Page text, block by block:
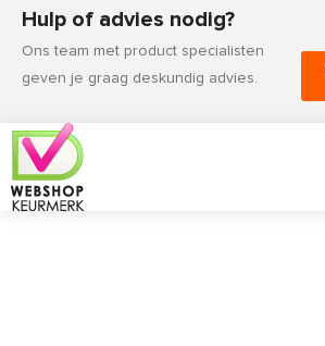
Hulp of advies nodig?
Ons team met product specialisten
geven je graag deskundig advies.